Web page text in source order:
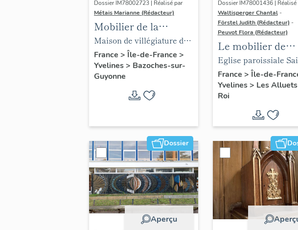
Dossier IM78002723 | Réalisé par
Métais Marianne (Rédacteur)
Mobilier de la
maison Louis Carré
Maison de villégiature dite
maison Louis Carré
France > Île-de-France >
Yvelines> Bazoches-sur-
Guyonne
Dossier IM78001436 | Réalisé
Waltisperger Chantal -
Förstel Judith (Rédacteur) -
Peuvot Flora (Rédacteur)
Le mobilier de
l'église
Saint-Nicolas
Eglise paroissiale
Nicolas
France > Île-de-
Yvelines> Les
Roi
Dossier
Aperçu